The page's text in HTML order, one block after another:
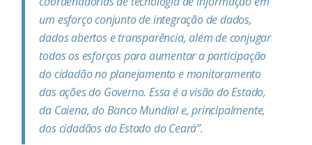
um esforço conjunto de integração de dados,
dados abertos e transparência, além de conjugar
todos os esforços para aumentar a participação
do cidadão no planejamento e monitoramento
das ações do Governo. Essa é a visão do Estado,
da Caiena, do Banco Mundial e, principalmente,
dos cidadãos do Estado do Ceará”.